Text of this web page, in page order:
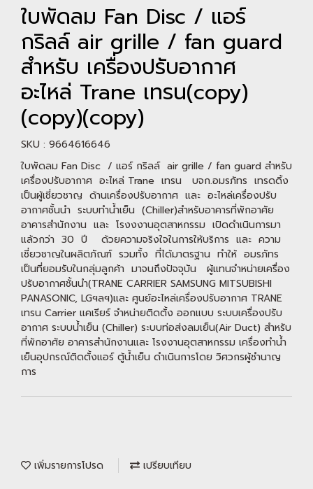
ใบพัดลม Fan Disc / แอร์
กริลล์ air grille / fan guard
สำหรับ เครื่องปรับอากาศ
อะไหล่ Trane เทรน(copy)
(copy)(copy)
SKU : 9664616646
ใบพัดลม Fan Disc / แอร์ กริลล์ air grille / fan guard สำหรับ
เครื่องปรับอากาศ อะไหล่ Trane เทรน บจก.อมรภัทร เทรดดิ้ง
เป็นผู้เชี่ยวชาญ ด้านเครื่องปรับอากาศ และ อะไหล่เครื่องปรับ
อากาศชั้นนำ ระบบทำน้ำเย็น (Chiller)สำหรับอาคารที่พักอาศัย
อาคารสำนักงาน และ โรงงงานอุตสาหกรรม เปิดดำเนินการมา
แล้วกว่า 30 ปี ด้วยความจริงใจในการให้บริการ และ ความ
เชี่ยวชาญในผลิตภัณฑ์ รวมทั้ง ที่ได้มาตรฐาน ทำให้ อมรภัทร
เป็นที่ยอมรับในกลุ่มลูกค้า มาจนถึงปัจจุบัน ผู้แทนจำหน่ายเครื่อง
ปรับอากาศชั้นนำ(TRANE CARRIER SAMSUNG MITSUBISHI
PANASONIC, LGฯลฯ)และ ศูนย์อะไหล่เครื่องปรับอากาศ TRANE
เทรน Carrier แคเรียร์ จำหน่ายติดตั้ง ออกแบบ ระบบเครื่องปรับ
อากาศ ระบบน้ำเย็น (Chiller) ระบบท่อส่งลมเย็น(Air Duct) สำหรับ
ที่พักอาศัย อาคารสำนักงานและ โรงงานอุตสาหกรรม เครื่องทำน้ำ
เย็นอุปกรณ์ติดตั้งแอร์ ตู้น้ำเย็น ดำเนินการโดย วิศวกรผู้ชำนาญ
การ
เพิ่มรายการโปรด เปรียบเทียบ